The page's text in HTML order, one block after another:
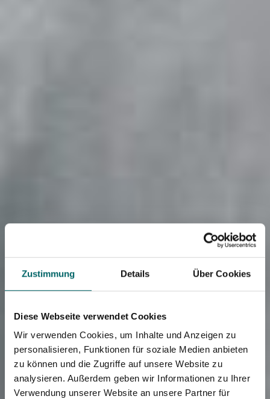
Zustimmung Details Über Cookies
Diese Webseite verwendet Cookies
Wir verwenden Cookies, um Inhalte und Anzeigen zu
personalisieren, Funktionen für soziale Medien anbieten
zu können und die Zugriffe auf unsere Website zu
analysieren. Außerdem geben wir Informationen zu Ihrer
Verwendung unserer Website an unsere Partner für